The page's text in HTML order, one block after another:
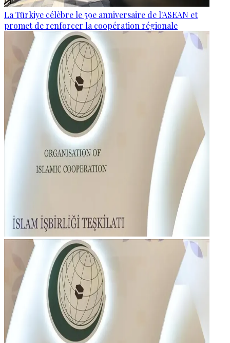
La Türkiye célèbre le 59e anniversaire de l'ASEAN et
promet de renforcer la coopération régionale